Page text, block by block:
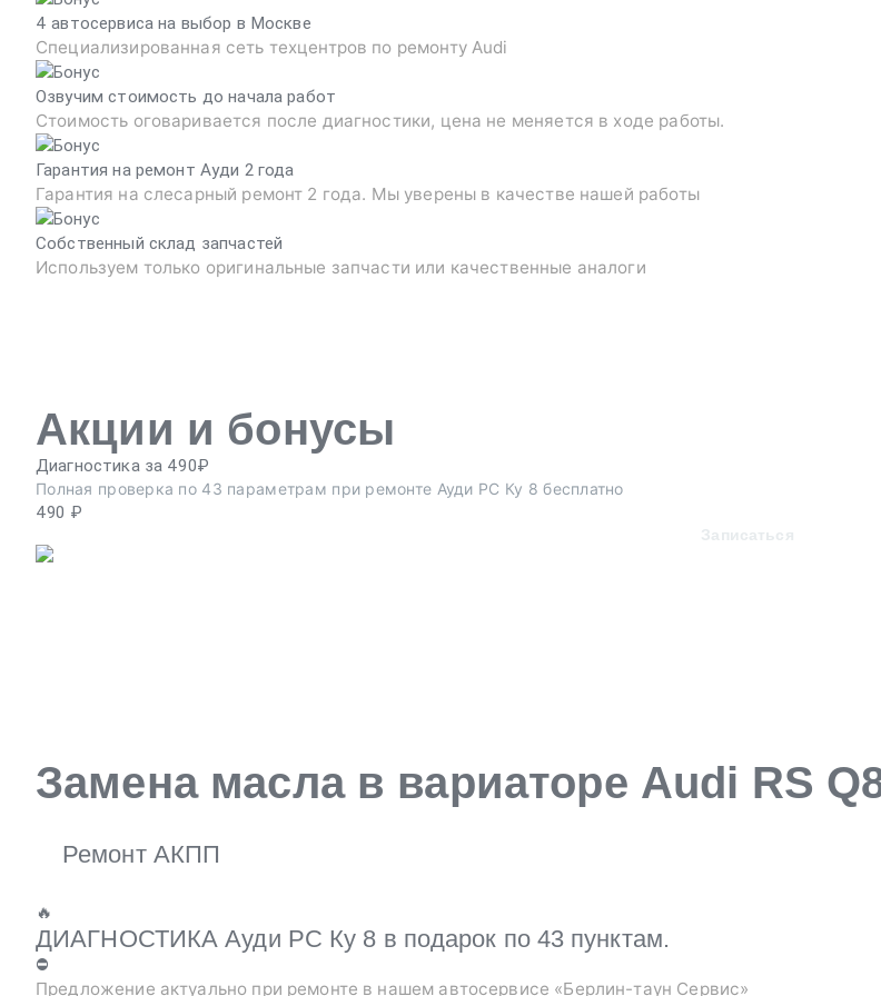
4 автосервиса на выбор в Москве
Специализированная сеть техцентров по ремонту Audi
Озвучим стоимость до начала работ
Стоимость оговаривается после диагностики, цена не меняется в ходе работы.
Гарантия на ремонт Ауди 2 года
Гарантия на слесарный ремонт 2 года. Мы уверены в качестве нашей работы
Собственный склад запчастей
Используем только оригинальные запчасти или качественные аналоги
Акции и бонусы
Диагностика за 490₽
Полная проверка по 43 параметрам при ремонте Ауди РС Ку 8 бесплатно
490 ₽
Записаться
Замена масла в вариаторе Audi RS
Ремонт АКПП
🔥
ДИАГНОСТИКА Ауди РС Ку 8 в подарок по 43 пунктам.
⛔
Предложение актуально при ремонте в нашем автосервисе «Берлин-таун Сервис»